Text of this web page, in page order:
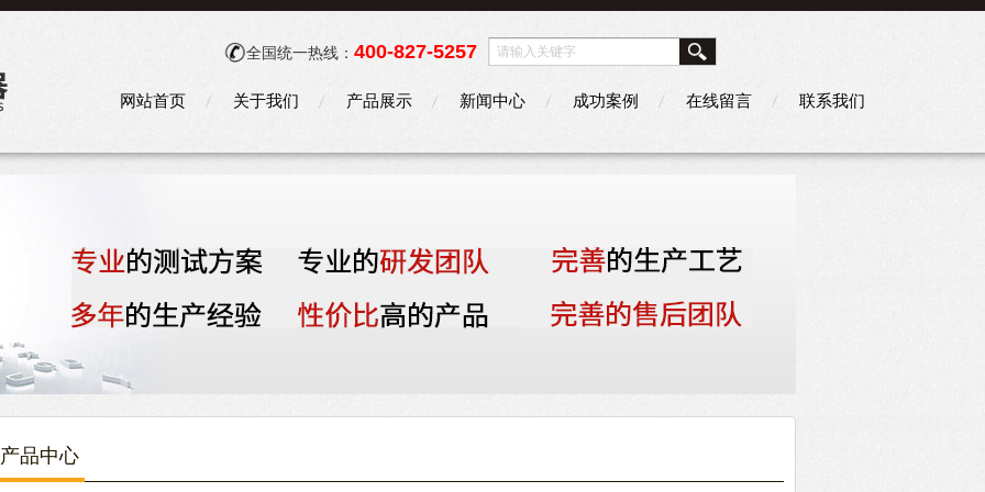
全国统一热线： 400-827-5257
网站首页 关于我们 产品展示 新闻中心 成功案例 在线留言 联系我们
产品中心